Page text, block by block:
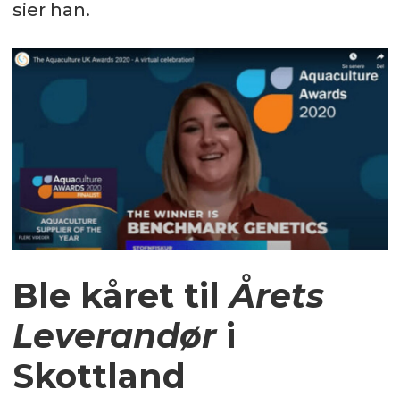
sier han.
Ble kåret tilÅrets
Leverandøri
Skottland